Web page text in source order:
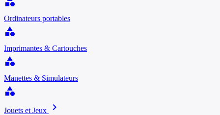
Ordinateurs portables
category
Imprimantes & Cartouches
category
Manettes & Simulateurs
category
Jouets et Jeux chevron_right